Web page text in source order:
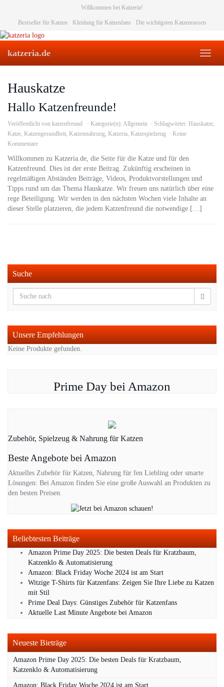
content
Willkommen bei Katzeria!
Bestseller für Katzen Kleidung für Katzenfans Die wichtigsten Katzenrassen
Toggle
katzeria.de
Hauskatze
Hallo Katzenfreunde!
Veröffentlicht von katzenfreund Kategorie(n): Allgemein Schlagwörter: Hauskatze,
Katze, Katzengesundheit, Katzennahrung, Katzeria, Katzespielzeug
Keine
Kommentare
Willkommen zu Katzeria.de, die Seite für die Katze und für den
Katzenfreund. Dies ist der erste Beitrag. Zukünftig erscheinen in
regelmäßigen Abständen Beiträge, Videos, Produktvorstellungen und
Tipps rund um das Thema Hauskatze. Wir freuen uns natürlich über eine
rege Beteiligung. Wir werden in den nächsten Wochen viele Inhalte an
dieser Stelle platzieren, die jedem Katzenfreund die notwendige […]
Suche
Unsere Empfehlungen
Keine Produkte gefunden.
Prime Day bei Amazon
Zubehör, Spielzeug & Nahrung für Katzen
Beste Angebote bei Amazon
Aktuelles Zubehör für Katzen, Nahrung für fen Liebling oder smarte
Lösungen: Bei Amazon finden Sie eine große Auswahl an Produkten zu
den besten Preisen.
Beliebtesten Beiträge
Amazon Prime Day 2025: Die besten Deals für Kratzbaum,
Katzenklo & Automatisierung
Amazon: Black Friday Woche 2024 ist am Start
Witzige T-Shirts für Katzenfans: Zeigen Sie Ihre Liebe zu Katzen
mit Stil
Prime Deal Days: Günstiges Zubehör für Katzenfans
Aktuelle Last Minute Angebote bei Amazon
Neueste Bieträge
Amazon Prime Day 2025: Die besten Deals für Kratzbaum,
Katzenklo & Automatisierung
Amazon: Black Friday Woche 2024 ist am Start